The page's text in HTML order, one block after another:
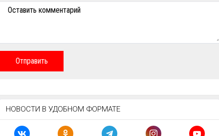
Оставить комментарий
Отправить
НОВОСТИ В УДОБНОМ ФОРМАТЕ